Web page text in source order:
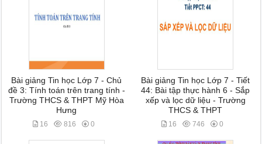
Bài giảng Tin học Lớp 7 - Chủ
đề 3: Tính toán trên trang tính -
Trường THCS & THPT Mỹ Hòa
Hưng
16 816 0
Bài giảng Tin học Lớp 7 - Tiết
44: Bài tập thực hành 6 - Sắp
xếp và lọc dữ liệu - Trường
THCS & THPT
16 746 0